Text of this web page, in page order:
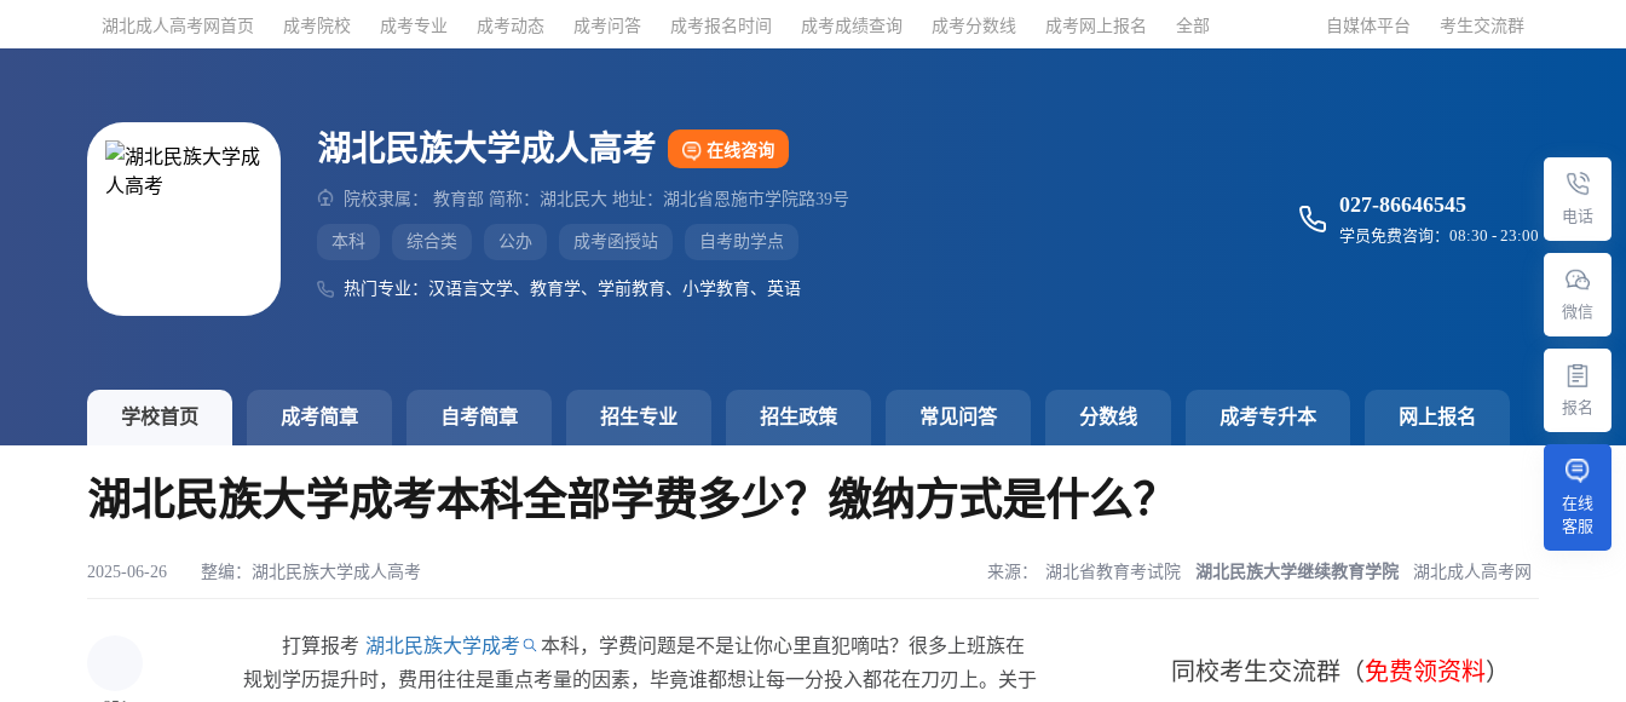
湖北成人高考网首页 成考院校 成考专业 成考动态 成考问答 成考报名时间 成考成绩查询 成考分数线 成考网上报名 全部 自媒体平台 考生交流群
湖北民族大学成人高考 在线咨询
院校隶属： 教育部 简称：湖北民大 地址：湖北省恩施市学院路39号
本科 综合类 公办 成考函授站 自考助学点
热门专业：汉语言文学、教育学、学前教育、小学教育、英语
027-86646545
学员免费咨询：08:30 - 23:00
学校首页 成考简章 自考简章 招生专业 招生政策 常见问答 分数线 成考专升本 网上报名
电话
微信
报名
在线
客服
湖北民族大学成考本科全部学费多少？缴纳方式是什么？
2025-06-26 整编： 湖北民族大学成人高考 来源： 湖北省教育考试院 湖北民族大学继续教育学院 湖北成人高考网
打算报考 湖北民族大学成考
本科，学费问题是不是让你心里直犯嘀咕？很多上班族在
规划学历提升时，费用往往是重点考量的因素，毕竟谁都想让每一分投入都花在刀刃上。关于
同校考生交流群（免费领资料）
湖北成人高考网首页 成考院校 成考专业 成考动态 成考问答 成考报名时间 成考成绩查询 成考分数线 成考网上报名 全部 自媒体平台 考生交流群